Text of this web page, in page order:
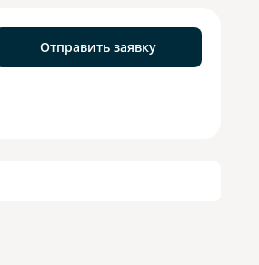
Отправить заявку